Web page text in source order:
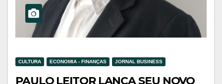
CULTURA ECONOMIA - FINANÇAS JORNAL BUSINESS
PAULO LEITOR LANÇA SEU NOVO